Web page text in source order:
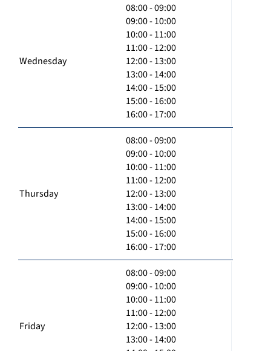
Wednesday
08:00 - 09:00
09:00 - 10:00
10:00 - 11:00
11:00 - 12:00
12:00 - 13:00
13:00 - 14:00
14:00 - 15:00
15:00 - 16:00
16:00 - 17:00
Thursday
08:00 - 09:00
09:00 - 10:00
10:00 - 11:00
11:00 - 12:00
12:00 - 13:00
13:00 - 14:00
14:00 - 15:00
15:00 - 16:00
16:00 - 17:00
Friday
08:00 - 09:00
09:00 - 10:00
10:00 - 11:00
11:00 - 12:00
12:00 - 13:00
13:00 - 14:00